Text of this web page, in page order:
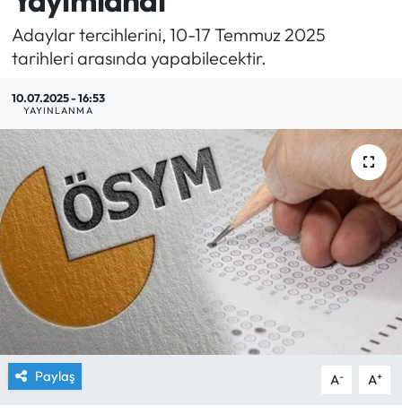
Adaylar tercihlerini, 10-17 Temmuz 2025
tarihleri arasında yapabilecektir.
10.07.2025 - 16:53
YAYINLANMA
Paylaş A- A+
İşveren
Araştırma-Rapor